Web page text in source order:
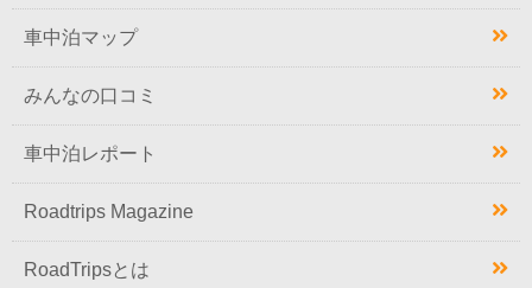
車中泊マップ
みんなの口コミ
車中泊レポート
Roadtrips Magazine
RoadTripsとは